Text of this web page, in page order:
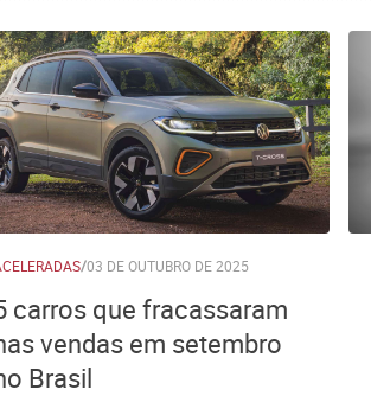
/03 DE OUTUBRO DE 2025
carros que fracassaram
vendas em setembro
Brasil